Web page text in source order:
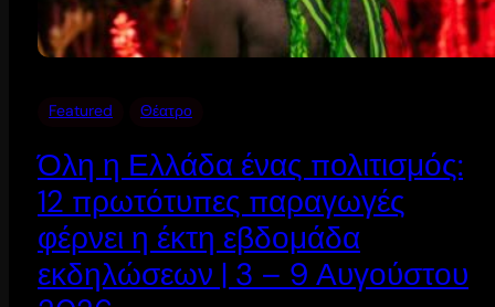
Featured Θέατρο
Όλη η Ελλάδα ένας πολιτισμός:
12 πρωτότυπες παραγωγές
φέρνει η έκτη εβδομάδα
εκδηλώσεων | 3 – 9 Αυγούστου